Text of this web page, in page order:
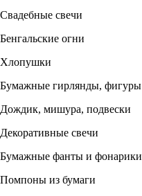
Свадебные свечи
Бенгальские огни
Хлопушки
Бумажные гирлянды, фигуры
Дождик, мишура, подвески
Декоративные свечи
Бумажные фанты и фонарики
Помпоны из бумаги